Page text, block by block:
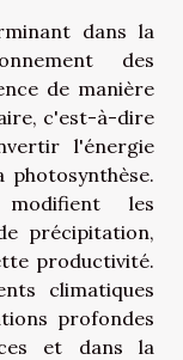
dans la
des
de manière
c'est-à-dire
l'énergie
les
précipitation,
productivité.
climatiques
profondes
et dans la